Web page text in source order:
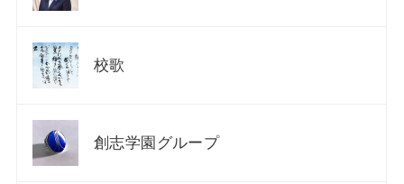
校歌
創志学園グループ